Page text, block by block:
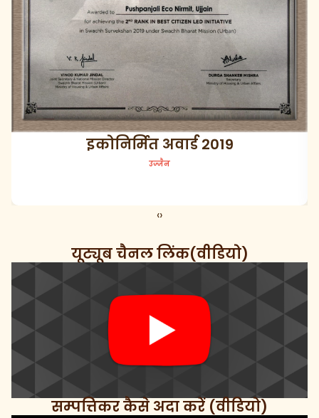
नागरिक सहभागिता 2022
उज्जैन
‹›
यूट्यूब चैनल लिंक(वीडियो)
सम्पत्तिकर कैसे अदा करें (वीडियो)